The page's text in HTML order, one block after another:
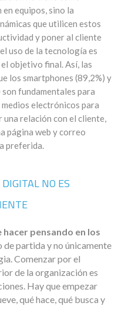
equipos, sino la
que utilicen estos
y poner al cliente
uso de la tecnología es
objetivo final. Así, las
los smartphones (89,2%) y
fundamentales para
electrónicos para
relación con el cliente,
página web y correo
preferida.
NO ES
pensando en los
de partida y no únicamente
Comenzar por el
de la organización es
Hay que empezar
qué hace, qué busca y